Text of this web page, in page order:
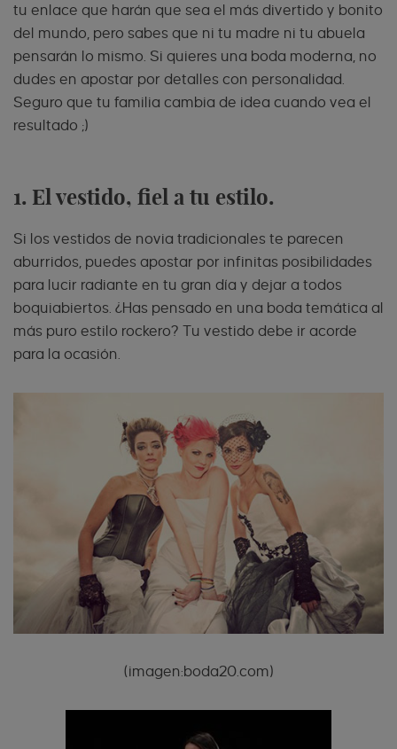
tu enlace que harán que sea el más divertido y bonito
del mundo, pero sabes que ni tu madre ni tu abuela
pensarán lo mismo. Si quieres una boda moderna, no
dudes en apostar por detalles con personalidad.
Seguro que tu familia cambia de idea cuando vea el
resultado ;)
1. El vestido, fiel a tu estilo.
Si los vestidos de novia tradicionales te parecen
aburridos, puedes apostar por infinitas posibilidades
para lucir radiante en tu gran día y dejar a todos
boquiabiertos. ¿Has pensado en una boda temática al
más puro estilo rockero? Tu vestido debe ir acorde
para la ocasión.
(imagen:boda20.com)